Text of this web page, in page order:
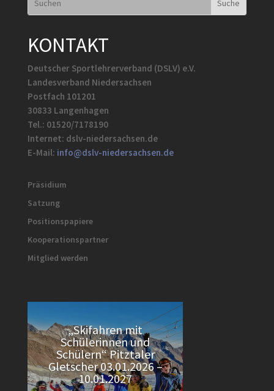
KONTAKT
Deutscher Sportlehrerverband (DSLV) e.V.
Landesverband Niedersachsen
Postfach 101201
30833 Langenhagen
Tel.: 01520/7178190
Internet: dslv-niedersachsen.de
E-Mail: info@dslv-niedersachsen.de
Präsidium
Satzung
Positionspapiere
Kooperationspartner
Mitglied werden
„Skifahren mit
Schülerinnen und
Schülern“ Pitztaler
Gletscher 03.01.2026 –
10.01.2027